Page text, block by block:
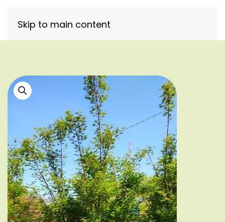
Skip to main content